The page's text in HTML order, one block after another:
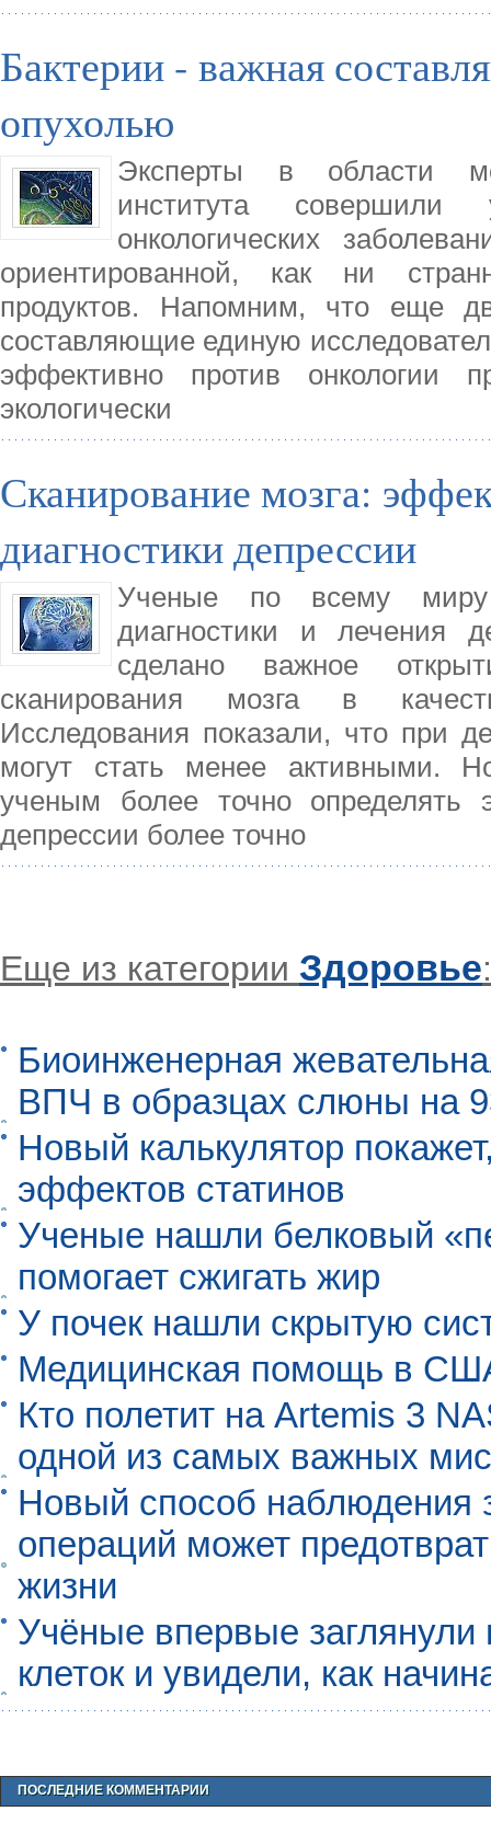
Бактерии - важная
опухолью
Эксперты в области
института
онкологических
ориентированной, как ни
продуктов. Напомним, что еще
составляющие единую
эффективно против онкологии
экологически
Сканирование мозга:
диагностики депрессии
Ученые по всему
диагностики и лечения
сделано важное
сканирования мозга в
Исследования показали, что при
могут стать менее активными.
ученым более точно определять
депрессии более точно
Еще из категории Здоровье:
Биоинженерная
ВПЧ в образцах слюны на
Новый калькулятор
эффектов статинов
Ученые нашли белковый
помогает сжигать жир
У почек нашли скрытую
Медицинская помощь в
Кто полетит на Artemis 3
одной из самых важных
Новый способ наблюдения
операций может
жизни
Учёные впервые
клеток и увидели, как
ПОСЛЕДНИЕ КОММЕНТАРИИ